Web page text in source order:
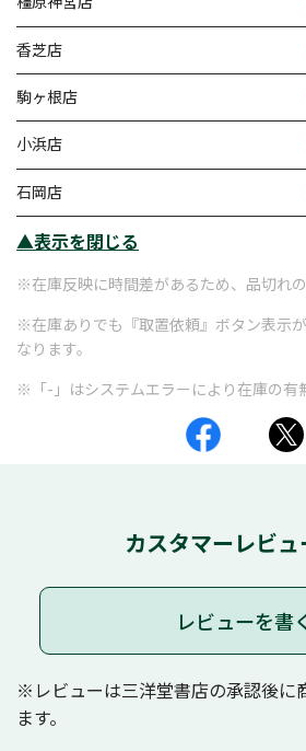
香芝店
駒ヶ根店
小浜店
石岡店
▲表示を閉じる
※在庫反映に時間差があるため、品切れの
※在庫ありでも『取置依頼』ボタン表示
なります。
※「-」はシステムエラーにより在庫の有
カスタマーレビュ
レビューを書
※レビューは三洋堂書店の承認後に
ます。